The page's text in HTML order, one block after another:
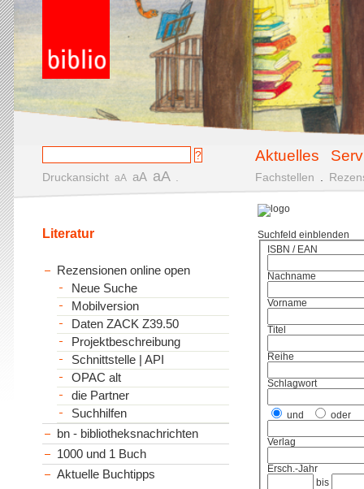
Aktuelles
Druckansicht aA aA aA Fachstellen
Suchfeld einblenden
ISBN / EAN
Nachname
Vorname
Titel
Reihe
Schlagwort
und oder
Verlag
Ersch.-Jahr
bis
Literatur
Rezensionen online open
Neue Suche
Mobilversion
Daten ZACK Z39.50
Projektbeschreibung
Schnittstelle | API
OPAC alt
die Partner
Suchhilfen
bn - bibliotheksnachrichten
1000 und 1 Buch
Aktuelle Buchtipps